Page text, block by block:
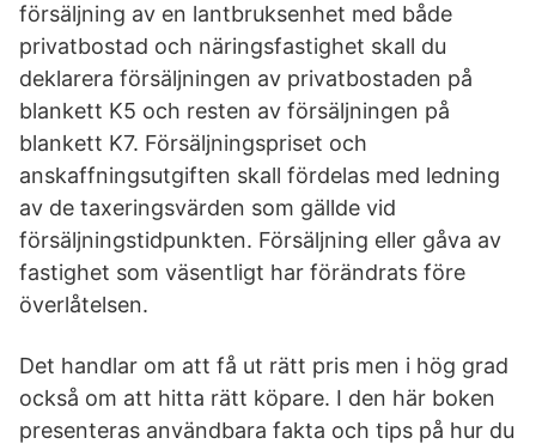
försäljning av en lantbruksenhet med både
privatbostad och näringsfastighet skall du
deklarera försäljningen av privatbostaden på
blankett K5 och resten av försäljningen på
blankett K7. Försäljningspriset och
anskaffningsutgiften skall fördelas med ledning
av de taxeringsvärden som gällde vid
försäljningstidpunkten. Försäljning eller gåva av
fastighet som väsentligt har förändrats före
överlåtelsen.
Det handlar om att få ut rätt pris men i hög grad
också om att hitta rätt köpare. I den här boken
presenteras användbara fakta och tips på hur du